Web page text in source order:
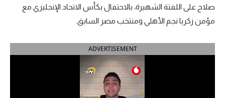
الدوري الإيطالي
صلاح على اللفتة الشهيرة، بالاحتفال بكأس الاتحاد الإنجليزي مع
مؤمن زكريا نجم الأهلي ومنتخب مصر السابق.
ADVERTISEMENT